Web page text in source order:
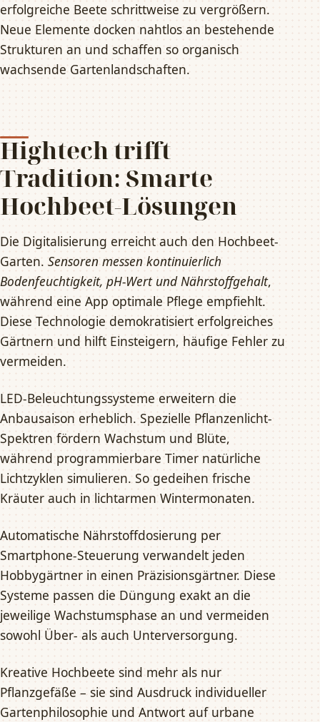
erfolgreiche Beete schrittweise zu vergrößern.
Neue Elemente docken nahtlos an bestehende
Strukturen an und schaffen so organisch
wachsende Gartenlandschaften.
Hightech trifft
Tradition: Smarte
Hochbeet-Lösungen
Die Digitalisierung erreicht auch den Hochbeet-
Garten. Sensoren messen kontinuierlich
Bodenfeuchtigkeit, pH-Wert und Nährstoffgehalt,
während eine App optimale Pflege empfiehlt.
Diese Technologie demokratisiert erfolgreiches
Gärtnern und hilft Einsteigern, häufige Fehler zu
vermeiden.
LED-Beleuchtungssysteme erweitern die
Anbausaison erheblich. Spezielle Pflanzenlicht-
Spektren fördern Wachstum und Blüte,
während programmierbare Timer natürliche
Lichtzyklen simulieren. So gedeihen frische
Kräuter auch in lichtarmen Wintermonaten.
Automatische Nährstoffdosierung per
Smartphone-Steuerung verwandelt jeden
Hobbygärtner in einen Präzisionsgärtner. Diese
Systeme passen die Düngung exakt an die
jeweilige Wachstumsphase an und vermeiden
sowohl Über- als auch Unterversorgung.
Kreative Hochbeete sind mehr als nur
Pflanzgefäße – sie sind Ausdruck individueller
Gartenphilosophie und Antwort auf urbane